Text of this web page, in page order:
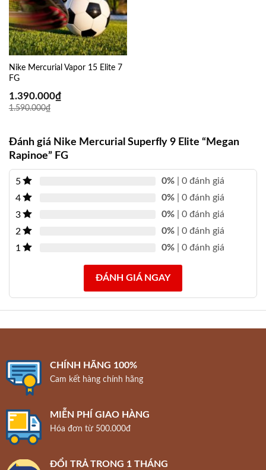
Nike Mercurial Vapor 15 Elite 7
FG
1.590.000₫
1.390.000₫
Đánh giá Nike Mercurial Superfly 9 Elite “Megan
Rapinoe” FG
5 0% | 0 đánh giá
4
0% | 0 đánh giá
3
0% | 0 đánh giá
2
0% | 0 đánh giá
1
0% | 0 đánh giá
ĐÁNH GIÁ NGAY
CHÍNH HÃNG 100%
Cam kết hàng chính hãng
MIỄN PHÍ GIAO HÀNG
Hóa đơn từ 500.000đ
ĐỔI TRẢ TRONG 1 THÁNG